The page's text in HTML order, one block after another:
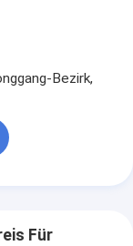
Bezirk,
Für